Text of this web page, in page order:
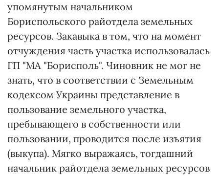
упомянутым начальником
Бориспольского райотдела земельных
ресурсов. Закавыка в том, что на момент
отчуждения часть участка использовалась
ГП "МА "Борисполь". Чиновник не мог не
знать, что в соответствии с Земельным
кодексом Украины представление в
пользование земельного участка,
пребывающего в собственности или
пользовании, проводится после изъятия
(выкупа). Мягко выражаясь, тогдашний
начальник райотдела земельных ресурсов